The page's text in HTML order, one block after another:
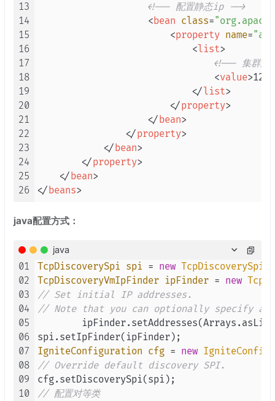
13
14
15
16
17
18
19
20
21
22
23
24
25
26
<!-- 配置静态ip -->
<bean class=
<property name=
<list>
<!-- 集群主
<value>
</list>
</property>
</ bean>
</property>
</ bean>
</property>
</ bean>
</ beans>
java配置方式：
java
01
02
03
04
05
06
07
08
09
10
TcpDiscoverySpi spi = new TcpDiscoverySpi
TcpDiscoveryVmIpFinder ipFinder = new
// Set initial IP addresses.
// Note that you can optionally specify a
IgniteConfiguration cfg = new
// Override default discovery SPI.
// 配置对等类